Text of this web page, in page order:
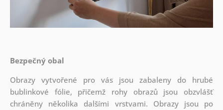
Bezpečný obal
Obrazy vytvořené pro vás jsou zabaleny do hrubé
bublinkové fólie, přičemž rohy obrazů jsou obzvlášť
chráněny několika dalšími vrstvami. Obrazy jsou po